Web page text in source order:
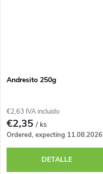
Andresito 250g
€2,63 IVA incluido
€2,35/ ks
Ordered, expecting 11.08.2026
DETALLE